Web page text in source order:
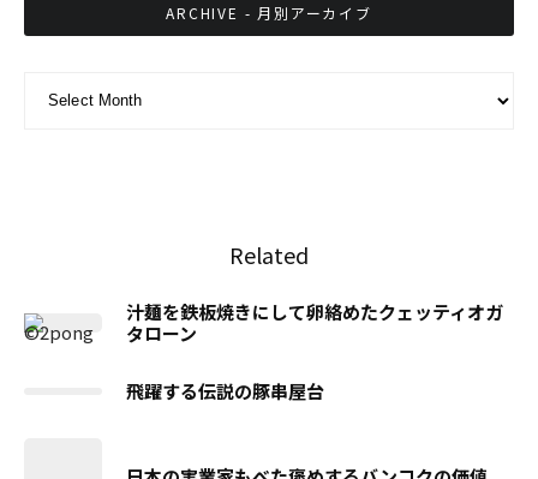
ARCHIVE - 月別アーカイブ
Related
汁麺を鉄板焼きにして卵絡めたクェッティオガ
タローン
飛躍する伝説の豚串屋台